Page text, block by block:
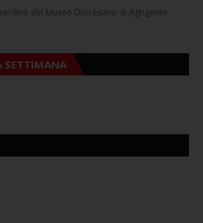
del Museo Diocesano di Agrigento,
SETTIMANA